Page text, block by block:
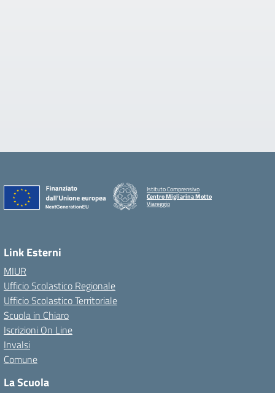
Istituto Comprensivo
Centro Migliarina Motto
Viareggio
Link Esterni
MIUR
Ufficio Scolastico Regionale
Ufficio Scolastico Territoriale
Scuola in Chiaro
Iscrizioni On Line
Invalsi
Comune
La Scuola